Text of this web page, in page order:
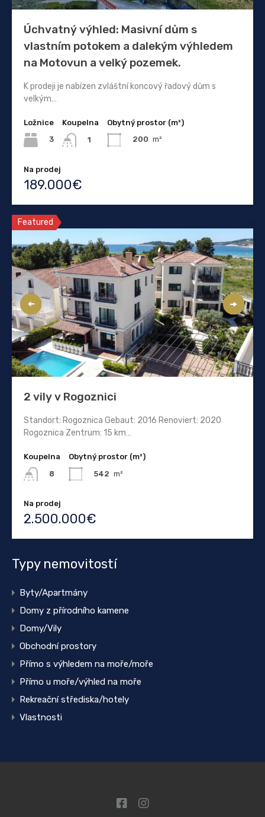
Úchvatný výhled: Masivní dům s
vlastním potokem a dalekým výhledem
na Motovun a velký pozemek.
K prodeji je nabízen zvláštní koncový řadový dům s
velkým…
Ložnice
3
Koupelna
1
Obytný prostor (m²)
200 m²
Na prodej
189.000€
Featured
2 vily v Rogoznici
Standort: Rogoznica Gebaut: 2016 Renoviert: 2020
Rogoznica Zentrum: 15 km…
Koupelna
8
Obytný prostor (m²)
542 m²
Na prodej
2.500.000€
Typy nemovitostí
Byty/Apartmány
Domy z přírodního kamene
Domy/Vily
Obchodní prostory
Přímo s výhledem na moře/moře
Přímo u moře/výhled na moře
Rekreační střediska/hotely
Vlastnosti